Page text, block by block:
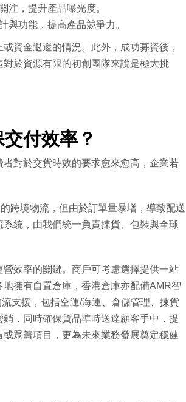
注，提升產品曝光度。
與功能，提高產品競爭力。
資金退還的情況。此外，成功募資後，
於資源有限的初創團隊來說是極大挑
付效率？
對於交貨時效的要求愈來愈高，企業若
跨境物流，但由於訂單量暴增，導致配送
統，由我們統一負責揀貨、包裝與全球
效率的關鍵。商戶可考慮選擇提供一站
擁有自置倉庫，香港倉庫亦配備AMR智
支援，包括空運/海運、倉儲管理、揀貨
，同時確保貨品準時送達顧客手中，提
眾籌項目，更為未來業務發展奠定穩健